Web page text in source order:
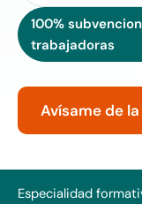
100%
trabajadoras
Avísame de
Especialidad